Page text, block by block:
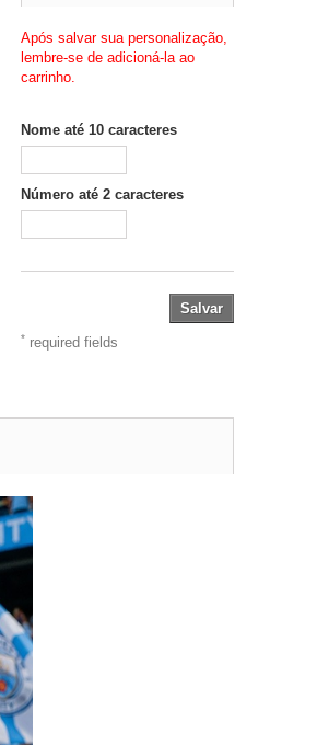
Após salvar sua personalização,
lembre-se de adicioná-la ao
carrinho.
Nome até 10 caracteres
Número até 2 caracteres
Salvar
*required fields